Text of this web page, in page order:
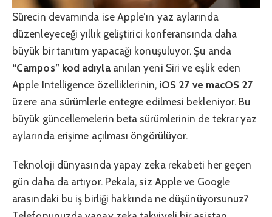
Sürecin devamında ise Apple’ın yaz aylarında
düzenleyeceği yıllık geliştirici konferansında daha
büyük bir tanıtım yapacağı konuşuluyor. Şu anda
“Campos” kod adıylaanılan yeni Siri ve eşlik eden
Apple Intelligence özelliklerinin, iOS 27 ve macOS 27
üzere ana sürümlerle entegre edilmesi bekleniyor. Bu
büyük güncellemelerin beta sürümlerinin de tekrar yaz
aylarında erişime açılması öngörülüyor.
Teknoloji dünyasında yapay zeka rekabeti her geçen
gün daha da artıyor. Pekala, siz Apple ve Google
arasındaki bu iş birliği hakkında ne düşünüyorsunuz?